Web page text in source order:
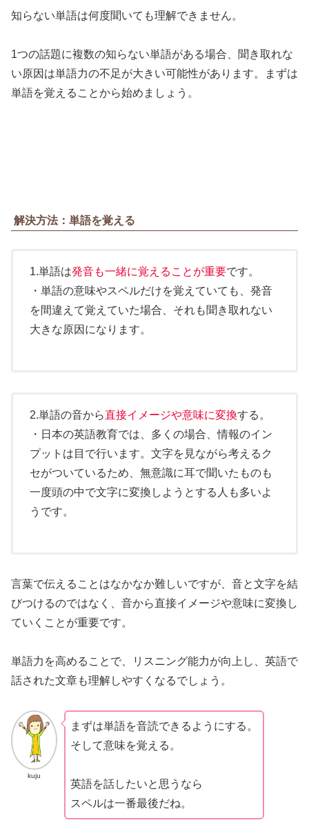
知らない単語は何度聞いても理解できません。
1つの話題に複数の知らない単語がある場合、聞き取れな
い原因は単語力の不足が大きい可能性があります。まずは
単語を覚えることから始めましょう。
解決方法：単語を覚える
1.単語は発音も一緒に覚えることが重要です。
・単語の意味やスペルだけを覚えていても、発音
を間違えて覚えていた場合、それも聞き取れない
大きな原因になります。
2.単語の音から直接イメージや意味に変換する。
・日本の英語教育では、多くの場合、情報のイン
プットは目で行います。文字を見ながら考えるク
セがついているため、無意識に耳で聞いたものも
一度頭の中で文字に変換しようとする人も多いよ
うです。
言葉で伝えることはなかなか難しいですが、音と文字を結
びつけるのではなく、音から直接イメージや意味に変換し
ていくことが重要です。
単語力を高めることで、リスニング能力が向上し、英語で
話された文章も理解しやすくなるでしょう。
kuju
まずは単語を音読できるようにする。
そして意味を覚える。
英語を話したいと思うなら
スペルは一番最後だね。